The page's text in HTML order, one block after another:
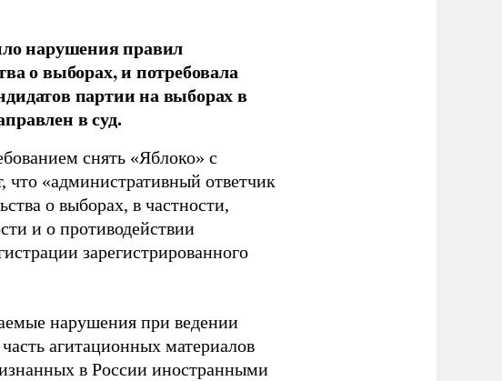
нарушения правил
о выборах, и потребовала
партии на выборах в
в суд.
снять «Яблоко» с
что «административный ответчик
о выборах, в частности,
и о противодействии
зарегистрированного
нарушения при ведении
агитационных материалов
в России иностранными